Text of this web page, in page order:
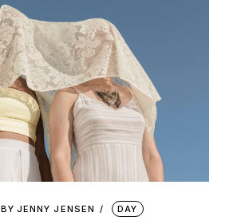
BY JENNY JENSEN DAY